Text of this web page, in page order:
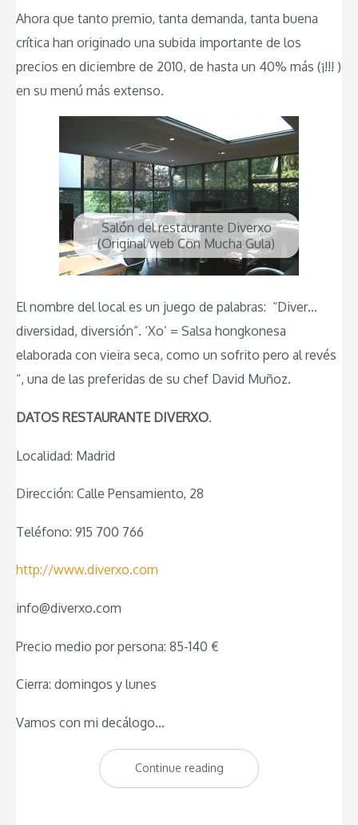
Ahora que tanto premio, tanta demanda, tanta buena
crítica han originado una subida importante de los
precios en diciembre de 2010, de hasta un 40% más (¡!!! )
en su menú más extenso.
Salón del restaurante Diverxo
(Original web Con Mucha Gula)
El nombre del local es un juego de palabras: “Diver…
diversidad, diversión”. ‘Xo’ = Salsa hongkonesa
elaborada con vieira seca, como un sofrito pero al revés
“, una de las preferidas de su chef David Muñoz.
DATOS RESTAURANTE DIVERXO.
Localidad: Madrid
Dirección: Calle Pensamiento, 28
Teléfono: 915 700 766
http://www.diverxo.com
info@diverxo.com
Precio medio por persona: 85-140 €
Cierra: domingos y lunes
Vamos con mi decálogo…
Continue reading “Decálogo
de